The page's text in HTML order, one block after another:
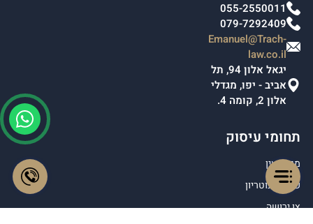
055-2550011
079-7292409
Emanuel@Trach-
law.co.il
יגאל אלון 94, תל
אביב - יפו, מגדלי
אלון 2, קומה 4.
תחומי עיסוק
מקרקעין
שירותי נוטריון
צו ירושה